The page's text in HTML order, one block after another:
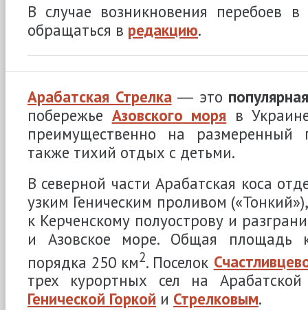
В случае возникновения перебоев
обращаться в редакцию.
Арабатская Стрелка― это
побережье Азовского моря в
преимущественно на
также тихий отдых с детьми.
В северной части Арабатская коса
узким Геническим проливом
к Керченскому полуострову и
и Азовское море. Общая площадь
порядка 250 км2. Поселок
трех курортных сел на
Генической Горкой и Стрелковым.